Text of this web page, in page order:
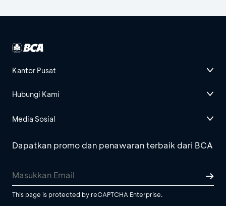
Kantor Pusat
Hubungi Kami
Media Sosial
Dapatkan promo dan penawaran terbaik dari BCA
This page is protected by reCAPTCHA Enterprise.